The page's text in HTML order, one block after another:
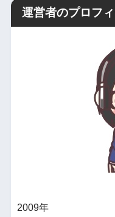
運営者のプロフ
2009年